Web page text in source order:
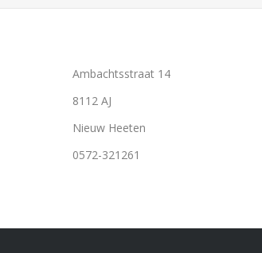
Ambachtsstraat 14
8112 AJ
Nieuw Heeten
0572-321261